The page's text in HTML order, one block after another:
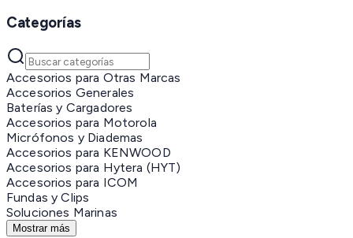
Categorías
Accesorios para Otras Marcas
Accesorios Generales
Baterías y Cargadores
Accesorios para Motorola
Micrófonos y Diademas
Accesorios para KENWOOD
Accesorios para Hytera (HYT)
Accesorios para ICOM
Fundas y Clips
Soluciones Marinas
Mostrar más